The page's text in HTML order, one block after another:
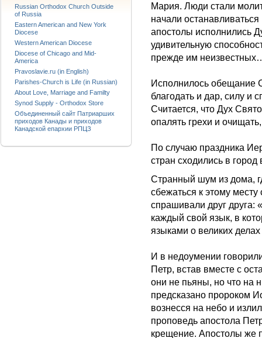
Мария. Люди стали
начали
апостолы исполнились
удивительную
прежде им
Исполнилось обещание
благодать и дар, силу и
Считается, что Дух
опалять грехи и
По случаю праздника
стран сходились в город
Странный шум из дома,
сбежаться к этому
спрашивали друг
каждый свой язык, в
языками о великих
И в недоумении
Петр, встав вместе с
они не пьяны, но что на
предсказано пророком
вознесся на небо и
проповедь апостола
крещение. Апостолы же
Russian Orthodox Church Outside
of Russia
Eastern American and New York
Diocese
Western American Diocese
Diocese of Chicago and Mid-
America
Pravoslavie.ru (in English)
Parishes-Church is Life (in Russian)
About Love, Marriage and Familty
Synod Supply - Orthodox Store
Объединенный сайт Патриарших
приходов Канады и приходов
Канадской епархии РПЦЗ